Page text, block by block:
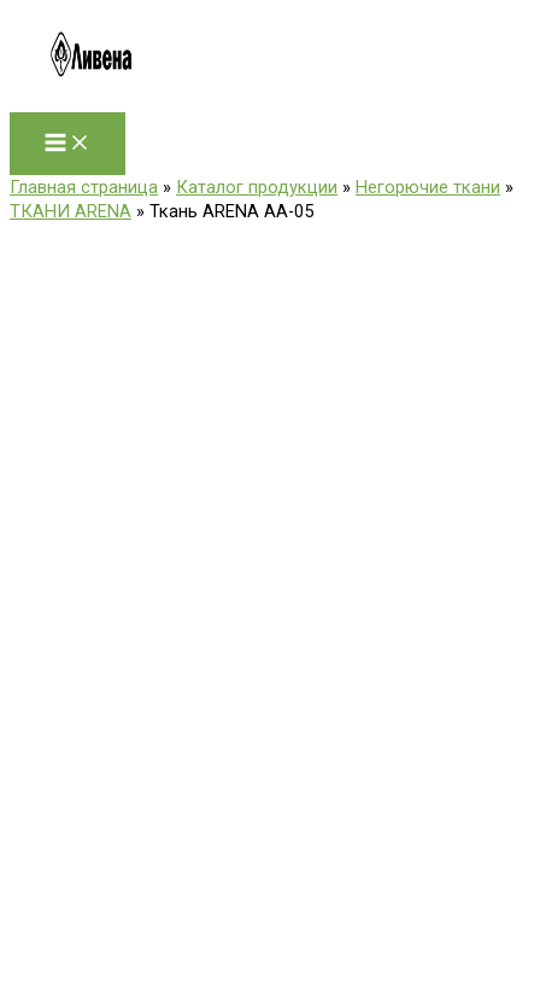
содержимому
Главная страница » Каталог продукции » Негорючие ткани »
ТКАНИ ARENA » Ткань ARENA АА-05